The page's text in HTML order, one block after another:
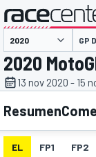
INDYCAR
GP
2020
13 nov 2020 - 15
Resumen
EL FP1 FP2